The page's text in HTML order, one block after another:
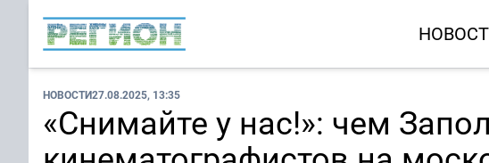
НОВОСТИ27.08.2025, 13:35
«Снимайте у нас!»: чем